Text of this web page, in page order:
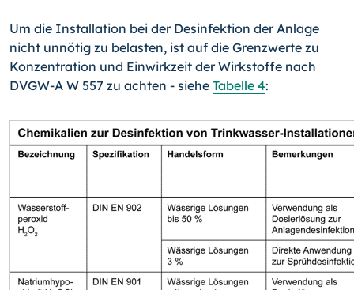
Um die Installation bei der Desinfektion der Anlage
nicht unnötig zu belasten, ist auf die Grenzwerte zu
Konzentration und Einwirkzeit der Wirkstoffe nach
DVGW-A W 557 zu achten - siehe Tabelle 4: